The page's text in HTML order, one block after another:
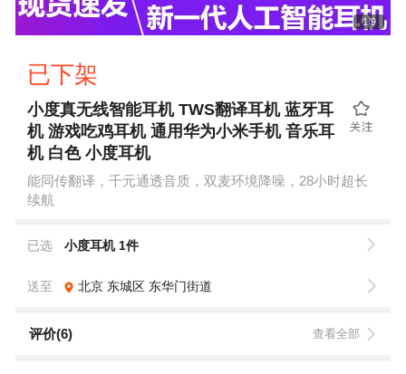
1/9
已下架
小度真无线智能耳机 TWS翻译耳机 蓝牙耳
机 游戏吃鸡耳机 通用华为小米手机 音乐耳
机 白色 小度耳机
能同传翻译，千元通透音质，双麦环境降噪，28小时超长
续航
已选 小度耳机 1件
送至 北京 东城区 东华门街道
评价(6) 查看全部